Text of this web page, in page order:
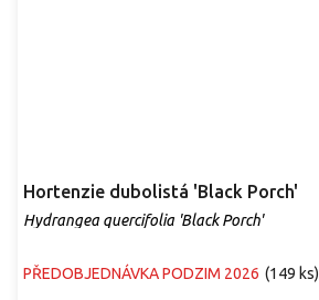
Hortenzie dubolistá 'Black Porch'
Hydrangea quercifolia 'Black Porch'
PŘEDOBJEDNÁVKA PODZIM 2026 (149 ks)